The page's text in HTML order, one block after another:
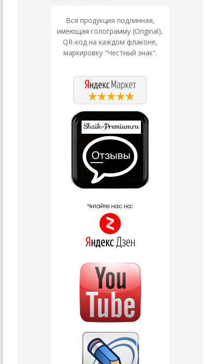
Вся продукция подлинная,
имеющая голограмму (Original),
QR-код на каждом флаконе,
маркировку "Честный знак".